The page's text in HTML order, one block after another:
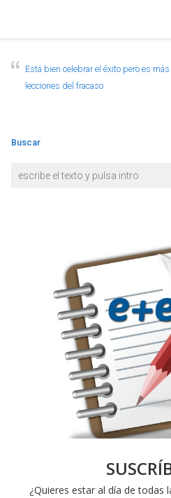
Está bien celebrar el éxito pero es
lecciones del fracaso
Buscar
¿Quieres estar al día de todas